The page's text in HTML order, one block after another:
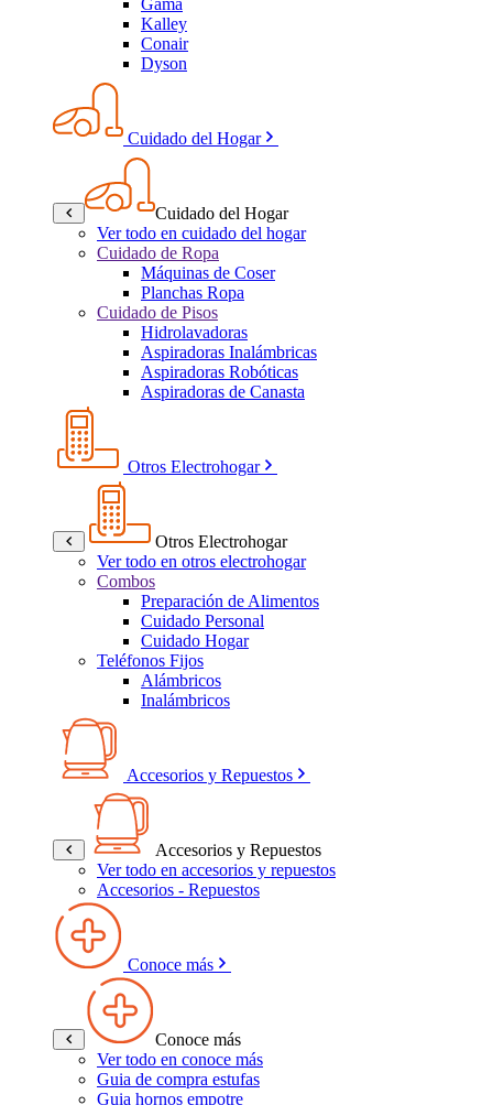
Gama
Kalley
Conair
Dyson
Cuidado del Hogar
Cuidado del Hogar
Ver todo en cuidado del hogar
Cuidado de Ropa
Máquinas de Coser
Planchas Ropa
Cuidado de Pisos
Hidrolavadoras
Aspiradoras Inalámbricas
Aspiradoras Robóticas
Aspiradoras de Canasta
Otros Electrohogar
Otros Electrohogar
Ver todo en otros electrohogar
Combos
Preparación de Alimentos
Cuidado Personal
Cuidado Hogar
Teléfonos Fijos
Alámbricos
Inalámbricos
Accesorios y Repuestos
Accesorios y Repuestos
Ver todo en accesorios y repuestos
Accesorios - Repuestos
Conoce más
Conoce más
Ver todo en conoce más
Guia de compra estufas
Guia hornos empotre